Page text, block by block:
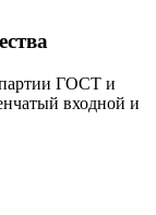
партии ГОСТ и
входной и